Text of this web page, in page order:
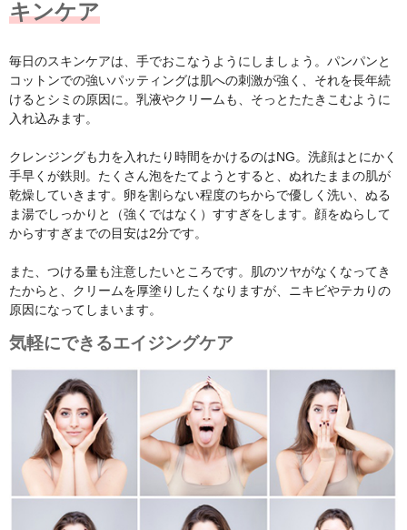
キンケア
毎日のスキンケアは、手でおこなうようにしましょう。パンパンと
コットンでの強いパッティングは肌への刺激が強く、それを長年続
けるとシミの原因に。乳液やクリームも、そっとたたきこむように
入れ込みます。
クレンジングも力を入れたり時間をかけるのはNG。洗顔はとにかく
手早くが鉄則。たくさん泡をたてようとすると、ぬれたままの肌が
乾燥していきます。卵を割らない程度のちからで優しく洗い、ぬる
ま湯でしっかりと（強くではなく）すすぎをします。顔をぬらして
からすすぎまでの目安は2分です。
また、つける量も注意したいところです。肌のツヤがなくなってき
たからと、クリームを厚塗りしたくなりますが、ニキビやテカりの
原因になってしまいます。
気軽にできるエイジングケア